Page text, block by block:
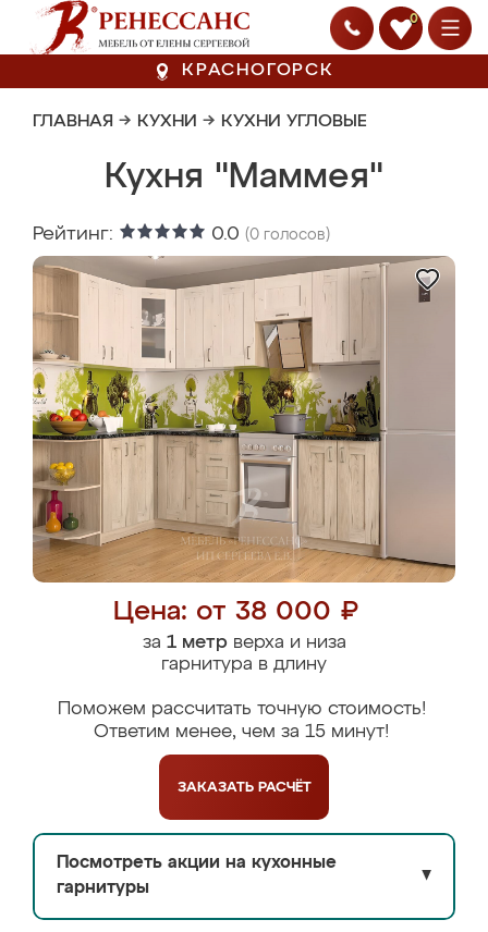
0
КРАСНОГОРСК
ГЛАВНАЯ → КУХНИ → КУХНИ УГЛОВЫЕ
Кухня "Маммея"
Рейтинг: 0.0 (0 голосов)
Цена: от 38 000 ₽
за 1 метрверха и низа
гарнитура в длину
Поможем рассчитать точную стоимость!
Ответим менее, чем за 15 минут!
ЗАКАЗАТЬ РАСЧЁТ
Посмотреть акции на кухонные
гарнитуры
▼